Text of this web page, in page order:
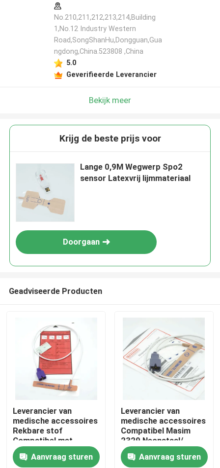
Producten
Over ons
No.210,211,212,213,214,Building
1,No.12 Industry Western
Road,SongShanHu,Dongguan,Gua
ngdong,China.523808 ,China
5.0
Geverifieerde Leverancier
Bekijk meer
Krijg de beste prijs voor
Lange 0,9M Wegwerp Spo2
sensor Latexvrij lijmmateriaal
Doorgaan
Geadviseerde Producten
Leverancier van
medische accessoires
Rekbare stof
Compatibel met
nellcor 9-pins
Wegwerp SpO2-
Aanvraag sturen
Leverancier van
medische accessoires
Compatibel Masim
2329 Neonataal/
Volwassen 9-pins
Wegwerp SpO2-
Aanvraag sturen